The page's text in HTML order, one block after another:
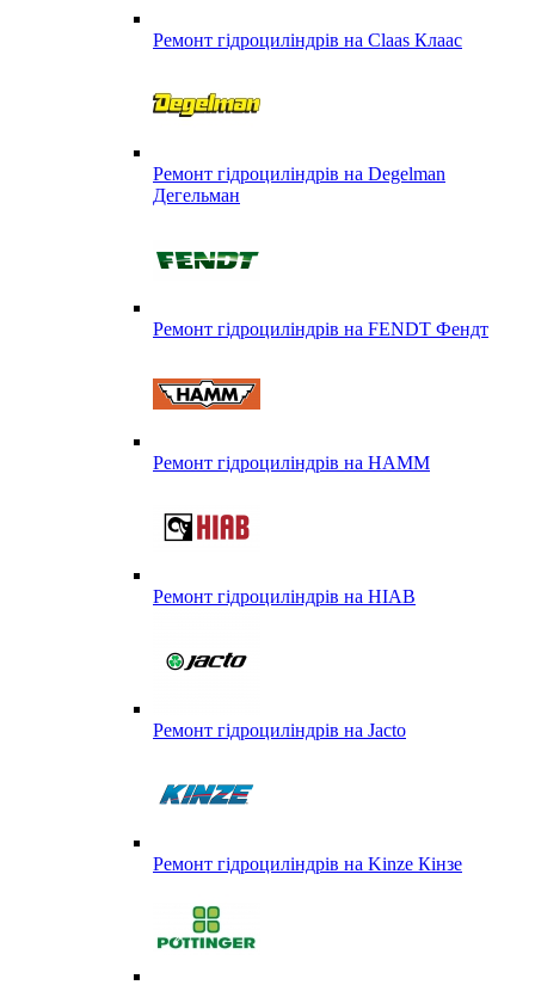
Ремонт гідроциліндрів на Claas Клаас
Ремонт гідроциліндрів на Degelman
Дегельман
Ремонт гідроциліндрів на FENDT Фендт
Ремонт гідроциліндрів на HAMM
Ремонт гідроциліндрів на HIAB
Ремонт гідроциліндрів на Jacto
Ремонт гідроциліндрів на Kinze Кінзе